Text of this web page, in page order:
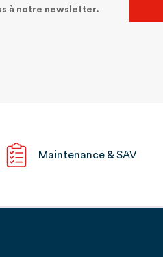
à notre newsletter.
Maintenance & SAV